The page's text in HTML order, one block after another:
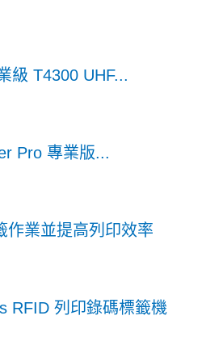
級 T4300 UHF...
Pro 專業版...
作業並提高列印效率
RFID 列印錄碼標籤機